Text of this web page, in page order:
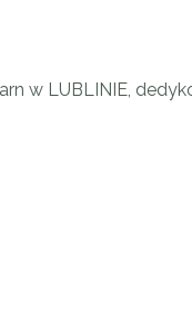
w LUBLINIE,